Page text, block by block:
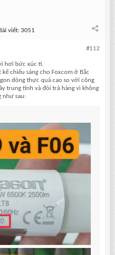
viết: 3051
#112
hơi bức xúc tí.
chiếu sáng cho Foxcom ở Bắc
dòng thực quá cao so với công
trung tính và đòi trả hàng vì không
như sau: